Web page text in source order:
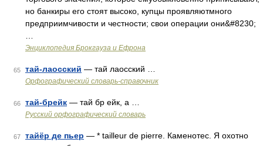
но банкиры его стоят высоко, купцы проявляютмного
предприимчивости и честности; свои операции они&#8230;
Энциклопедия Брокгауза и Ефрона
65 тай-лаосский — тай лаосский …
Орфографический словарь-справочник
66 тай-брейк — тай бр ейк, а …
Русский орфографический словарь
67 тайёр де пьер — * tailleur de pierre. Каменотес. Я охотно